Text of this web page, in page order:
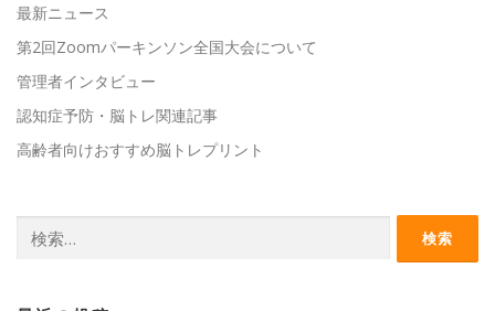
最新ニュース
第2回Zoomパーキンソン全国大会について
管理者インタビュー
認知症予防・脳トレ関連記事
高齢者向けおすすめ脳トレプリント
索: